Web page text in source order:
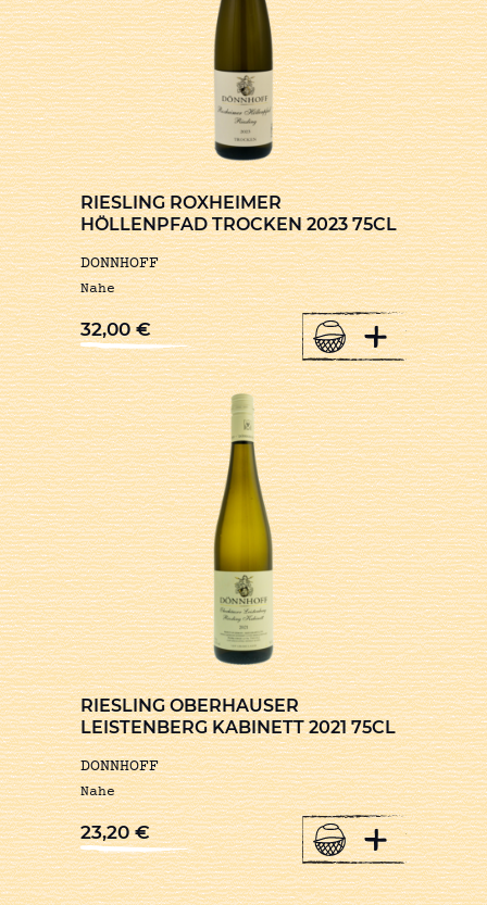
RIESLING ROXHEIMER
HÖLLENPFAD TROCKEN 2023 75CL
DONNHOFF
Nahe
32,00€ +
RIESLING OBERHAUSER
LEISTENBERG KABINETT 2021 75CL
DONNHOFF
Nahe
23,20€ +